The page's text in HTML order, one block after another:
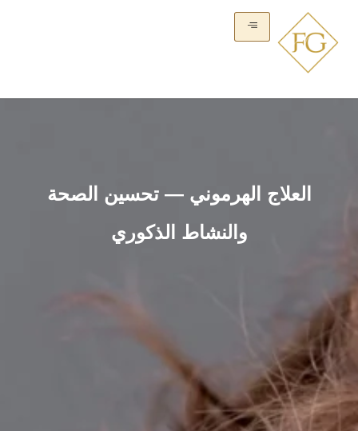
العلاج الهرموني — تحسين الصحة
والنشاط الذكوري